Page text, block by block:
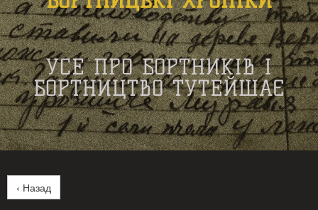
УСЕ ПРО БОРТНИКІВ І
БОРТНИЦТВО ТУТЕЙШАЄ
‹ Назад